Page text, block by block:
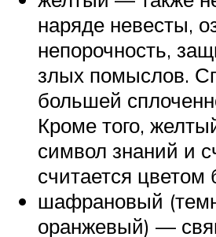
наряде невесты,
непорочность,
злых помыслов.
большей
Кроме того,
символ знаний и
считается цветом
шафрановый
оранжевый) —